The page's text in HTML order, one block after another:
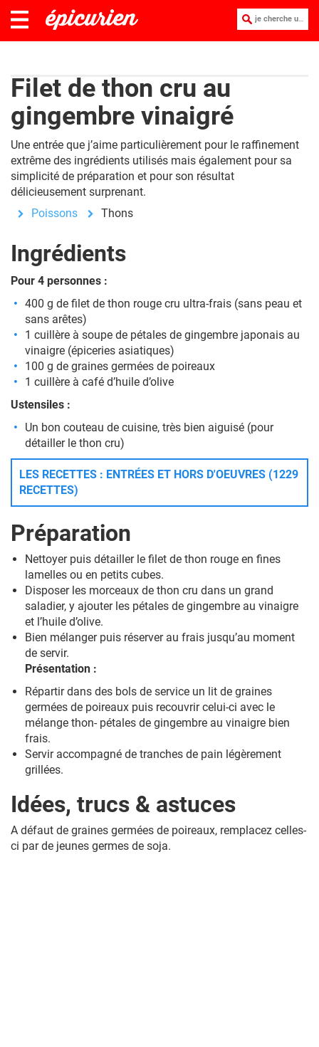
je cherche une recette :
Filet de thon cru au
gingembre vinaigré
Une entrée que j’aime particulièrement pour le raffinement
extrême des ingrédients utilisés mais également pour sa
simplicité de préparation et pour son résultat
délicieusement surprenant.
Poissons
Thons
Ingrédients
Pour 4 personnes :
400 g de filet de thon rouge cru ultra-frais (sans peau et
sans arêtes)
1 cuillère à soupe de pétales de gingembre japonais au
vinaigre (épiceries asiatiques)
100 g de graines germées de poireaux
1 cuillère à café d’huile d’olive
Ustensiles :
Un bon couteau de cuisine, très bien aiguisé (pour
détailler le thon cru)
LES RECETTES : ENTRÉES ET HORS D'OEUVRES (1229
RECETTES)
Préparation
Nettoyer puis détailler le filet de thon rouge en fines
lamelles ou en petits cubes.
Disposer les morceaux de thon cru dans un grand
saladier, y ajouter les pétales de gingembre au vinaigre
et l’huile d’olive.
Bien mélanger puis réserver au frais jusqu’au moment
de servir.
Présentation :
Répartir dans des bols de service un lit de graines
germées de poireaux puis recouvrir celui-ci avec le
mélange thon- pétales de gingembre au vinaigre bien
frais.
Servir accompagné de tranches de pain légèrement
grillées.
Idées, trucs & astuces
A défaut de graines germées de poireaux, remplacez celles-
ci par de jeunes germes de soja.